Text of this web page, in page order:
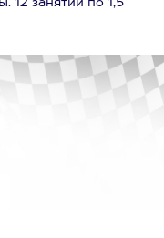
12 занятий по 1,5